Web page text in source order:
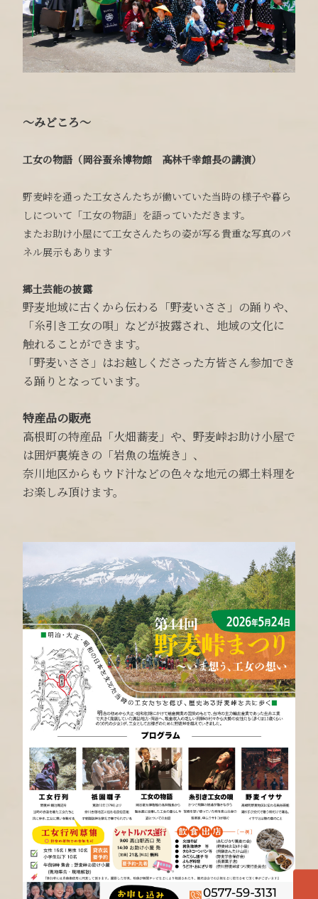
～みどころ～
工女の物語（岡谷蚕糸博物館 髙林千幸館長の講演）
野麦峠を通った工女さんたちが働いていた当時の様子や暮ら
しについて「工女の物語」を語っていただきます。
またお助け小屋にて工女さんたちの姿が写る貴重な写真のパ
ネル展示もあります
郷土芸能の披露
野麦地域に古くから伝わる「野麦いささ」の踊りや、
「糸引き工女の唄」などが披露され、地域の文化に
触れることができます。
「野麦いささ」はお越しくださった方皆さん参加でき
る踊りとなっています。
特産品の販売
高根町の特産品「火畑蕎麦」や、野麦峠お助け小屋で
は囲炉裏焼きの「岩魚の塩焼き」、
奈川地区からもウド汁などの色々な地元の郷土料理を
お楽しみ頂けます。